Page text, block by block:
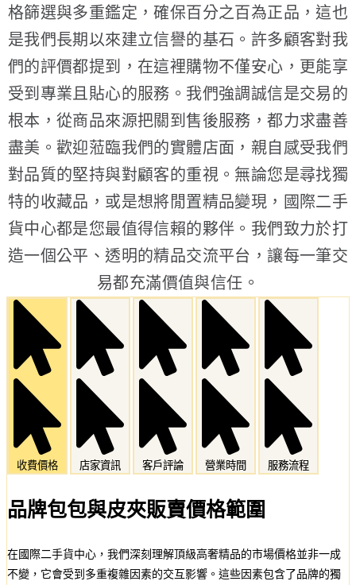
格篩選與多重鑑定，確保百分之百為正品，這也
是我們長期以來建立信譽的基石。許多顧客對我
們的評價都提到，在這裡購物不僅安心，更能享
受到專業且貼心的服務。我們強調誠信是交易的
根本，從商品來源把關到售後服務，都力求盡善
盡美。歡迎蒞臨我們的實體店面，親自感受我們
對品質的堅持與對顧客的重視。無論您是尋找獨
特的收藏品，或是想將閒置精品變現，國際二手
貨中心都是您最值得信賴的夥伴。我們致力於打
造一個公平、透明的精品交流平台，讓每一筆交
易都充滿價值與信任。
收費價格 店家資訊 客戶評論 營業時間 服務流程
品牌包包與皮夾販賣價格範圍
在國際二手貨中心，我們深刻理解頂級高奢精品的市場價格並非一成
不變，它會受到多重複雜因素的交互影響。這些因素包含了品牌的獨